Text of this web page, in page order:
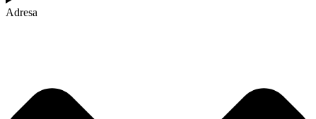
Adresa